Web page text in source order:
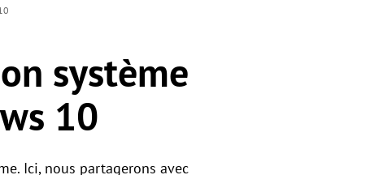
système
10
Ici, nous partagerons avec